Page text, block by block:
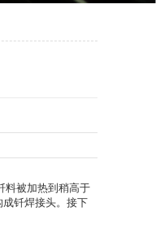
料被加热到稍高于
钎焊接头。接下